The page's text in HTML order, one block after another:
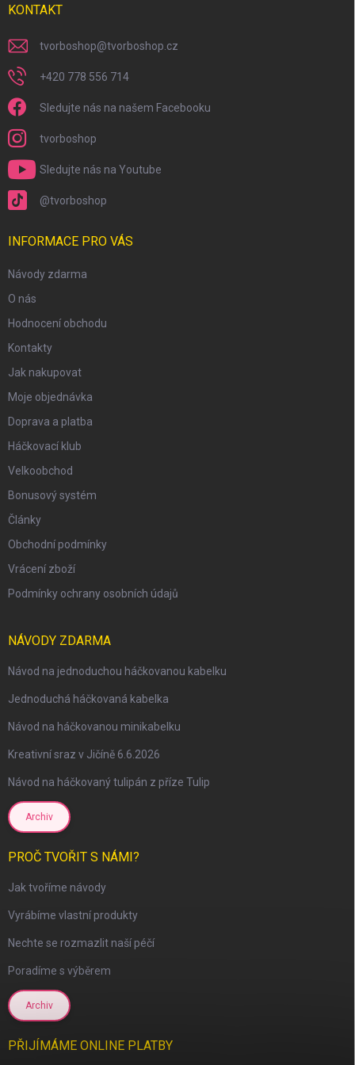
KONTAKT
tvorboshop@tvorboshop.cz
+420 778 556 714
Sledujte nás na našem Facebooku
tvorboshop
Sledujte nás na Youtube
@tvorboshop
INFORMACE PRO VÁS
Návody zdarma
O nás
Hodnocení obchodu
Kontakty
Jak nakupovat
Moje objednávka
Doprava a platba
Háčkovací klub
Velkoobchod
Bonusový systém
Články
Obchodní podmínky
Vrácení zboží
Podmínky ochrany osobních údajů
NÁVODY ZDARMA
Návod na jednoduchou háčkovanou kabelku
Jednoduchá háčkovaná kabelka
Návod na háčkovanou minikabelku
Kreativní sraz v Jičíně 6.6.2026
Návod na háčkovaný tulipán z příze Tulip
Archiv
PROČ TVOŘIT S NÁMI?
Jak tvoříme návody
Vyrábíme vlastní produkty
Nechte se rozmazlit naší péčí
Poradíme s výběrem
Archiv
PŘIJÍMÁME ONLINE PLATBY